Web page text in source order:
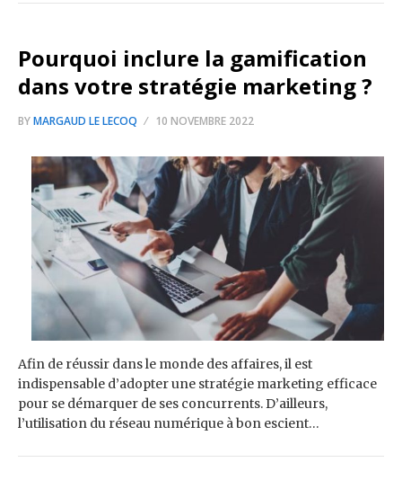
Pourquoi inclure la gamification
dans votre stratégie marketing ?
BYMARGAUD LE LECOQ 10 NOVEMBRE 2022
Afin de réussir dans le monde des affaires, il est
indispensable d’adopter une stratégie marketing efficace
pour se démarquer de ses concurrents. D’ailleurs,
l’utilisation du réseau numérique à bon escient…